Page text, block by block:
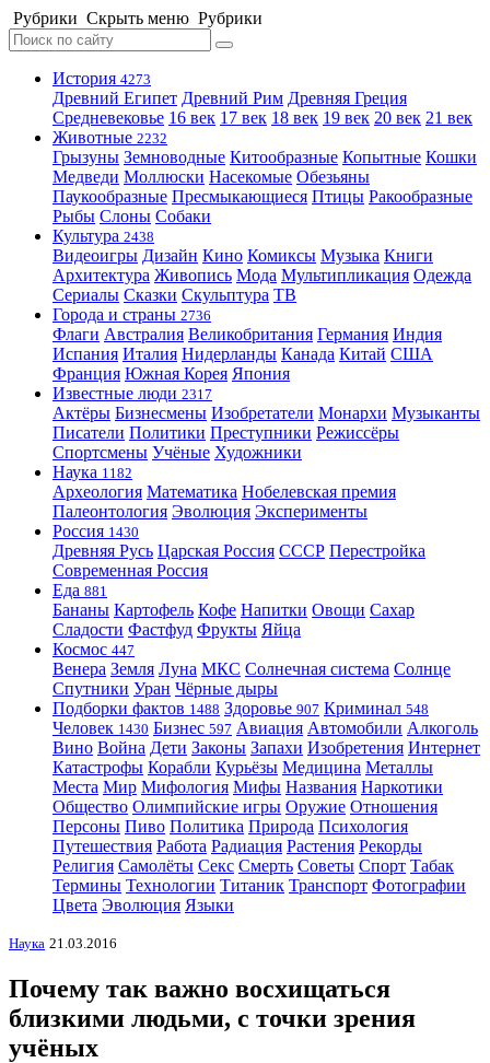
Рубрики Скрыть меню Рубрики
История 4273
Древний Египет Древний Рим Древняя Греция
Средневековье 16 век 17 век 18 век 19 век 20 век 21 век
Животные 2232
Грызуны Земноводные Китообразные Копытные Кошки
Медведи Моллюски Насекомые Обезьяны
Паукообразные Пресмыкающиеся Птицы Ракообразные
Рыбы Слоны Собаки
Культура 2438
Видеоигры Дизайн Кино Комиксы Музыка Книги
Архитектура Живопись Мода Мультипликация Одежда
Сериалы Сказки Скульптура ТВ
Города и страны 2736
Флаги Австралия Великобритания Германия Индия
Испания Италия Нидерланды Канада Китай США
Франция Южная Корея Япония
Известные люди 2317
Актёры Бизнесмены Изобретатели Монархи Музыканты
Писатели Политики Преступники Режиссёры
Спортсмены Учёные Художники
Наука 1182
Археология Математика Нобелевская премия
Палеонтология Эволюция Эксперименты
Россия 1430
Древняя Русь Царская Россия СССР Перестройка
Современная Россия
Еда 881
Бананы Картофель Кофе Напитки Овощи Сахар
Сладости Фастфуд Фрукты Яйца
Космос 447
Венера Земля Луна МКС Солнечная система Солнце
Спутники Уран Чёрные дыры
Подборки фактов 1488 Здоровье 907 Криминал 548
Человек 1430 Бизнес 597 Авиация Автомобили Алкоголь
Вино Война Дети Законы Запахи Изобретения Интернет
Катастрофы Корабли Курьёзы Медицина Металлы
Места Мир Мифология Мифы Названия Наркотики
Общество Олимпийские игры Оружие Отношения
Персоны Пиво Политика Природа Психология
Путешествия Работа Радиация Растения Рекорды
Религия Самолёты Секс Смерть Советы Спорт Табак
Термины Технологии Титаник Транспорт Фотографии
Цвета Эволюция Языки
Наука 21.03.2016
Почему так важно восхищаться
близкими людьми, с точки зрения
учёных